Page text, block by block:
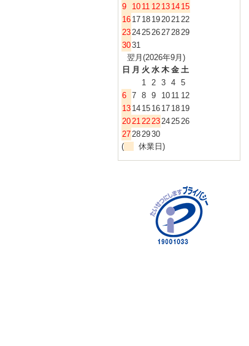
9
10 11 12 13 14 15
16 17 18 19202122
23242526272829
3031
翌月(2026年9月)
日 月 火 水 木 金 土
1 2 3 4 5
6 7 8 9 10 11 12
13 14 15 16 17 18 19
20212223242526
27282930
(
休業日)